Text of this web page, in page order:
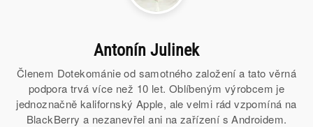
Antonín Julinek
Členem Dotekománie od samotného založení a tato věrná
podpora trvá více než 10 let. Oblíbeným výrobcem je
jednoznačně kalifornský Apple, ale velmi rád vzpomíná na
BlackBerry a nezanevřel ani na zařízení s Androidem.